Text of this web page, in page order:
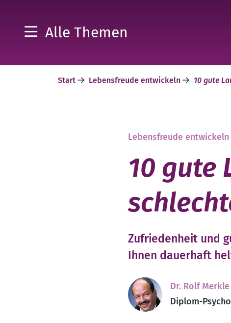
Alle Themen
Start Lebensfreude entwickeln 10 gute
Lebensfreude entwickeln
10 gute
Zufriedenheit und
Ihnen dauerhaft
Dr. Rolf Merkle
Diplom-